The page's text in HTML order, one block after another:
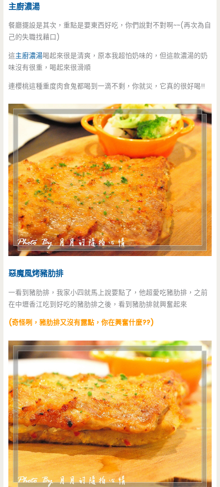
主廚濃湯
餐廳擺設是其次，重點是要東西好吃，你們說對不對啊~~(再次為自
己的失職找藉口)
這主廚濃湯喝起來很是清爽，原本我超怕奶味的，但這款濃湯的奶
味沒有很重，喝起來很滑順
連櫻桃這種重度肉食鬼都喝到一滴不剩，你就災，它真的很好喝!!
惡魔風烤豬肋排
一看到豬肋排，我家小四就馬上說要點了，他超愛吃豬肋排，之前
在中壢香江吃到好吃的豬肋排之後，看到豬肋排就興奮起來
(奇怪咧，豬肋排又沒有露點，你在興奮什麼??)